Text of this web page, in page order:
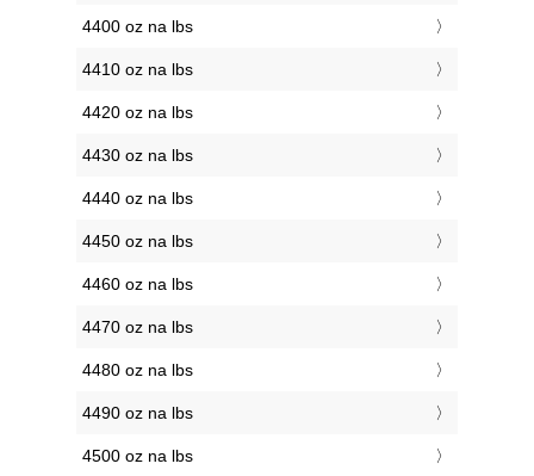
4400 oz na lbs
4410 oz na lbs
4420 oz na lbs
4430 oz na lbs
4440 oz na lbs
4450 oz na lbs
4460 oz na lbs
4470 oz na lbs
4480 oz na lbs
4490 oz na lbs
4500 oz na lbs